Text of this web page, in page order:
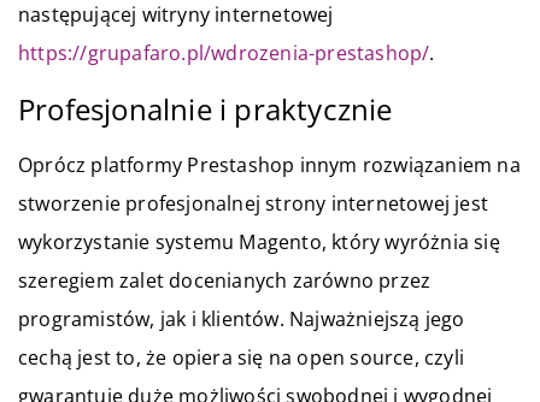
następującej witryny internetowej
https://grupafaro.pl/wdrozenia-prestashop/.
Profesjonalnie i praktycznie
Oprócz platformy Prestashop innym rozwiązaniem na
stworzenie profesjonalnej strony internetowej jest
wykorzystanie systemu Magento, który wyróżnia się
szeregiem zalet docenianych zarówno przez
programistów, jak i klientów. Najważniejszą jego
cechą jest to, że opiera się na open source, czyli
gwarantuje duże możliwości swobodnej i wygodnej